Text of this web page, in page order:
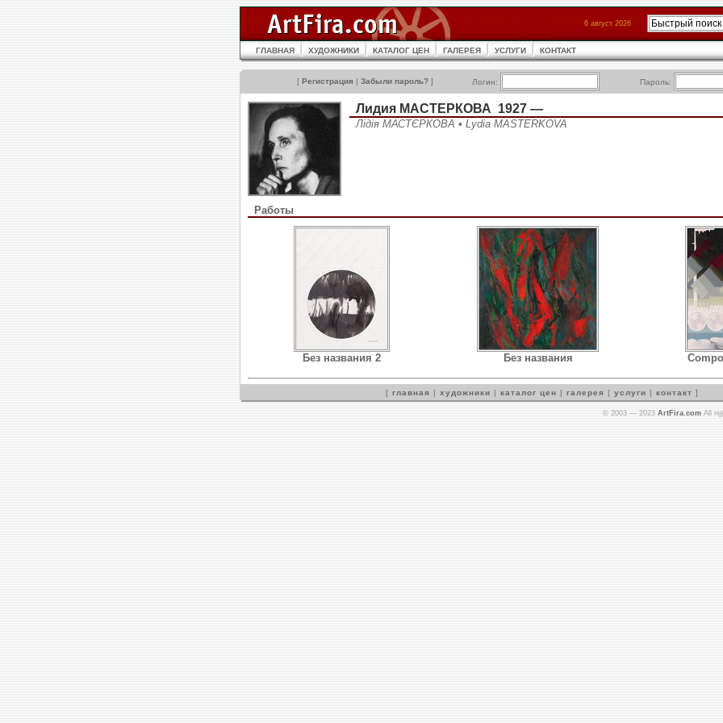
6 август 2026
ГЛАВНАЯ ХУДОЖНИКИ КАТАЛОГ ЦЕН ГАЛЕРЕЯ УСЛУГИ КОНТАКТ
[ Регистрация | Забыли пароль? ] Логин: Пароль:
Лидия МАСТЕРКОВА 1927 —
Лідія МАСТЄРКОВА • Lydia MASTERKOVA
Работы
Без названия 2 Без названия
[ главная | художники | каталог цен | галерея | услуги | контакт ]
© 2003 — 2023 ArtFira.com All